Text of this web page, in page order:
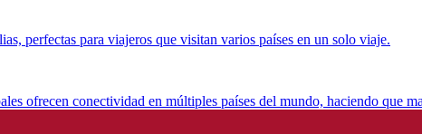
perfectas para viajeros que visitan varios países en un solo viaje.
ofrecen conectividad en múltiples países del mundo, haciendo que